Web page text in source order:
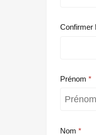
Confirmer
Prénom
Nom